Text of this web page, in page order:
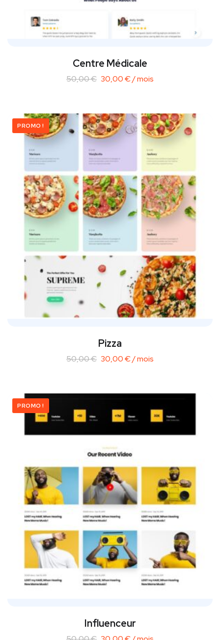
Centre Médicale
50,00€ 30,00€/ mois
PROMO !
Pizza
50,00€ 30,00€/ mois
PROMO !
Influenceur